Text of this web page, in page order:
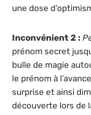
une dose
Inconvénient 2 :
prénom secret
bulle de magie
le prénom à
surprise et ainsi
découverte lors de